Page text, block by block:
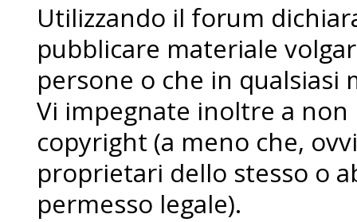
Utilizzando il forum
pubblicare materiale
persone o che in qualsiasi
Vi impegnate inoltre a
copyright (a meno che,
proprietari dello stesso o
permesso legale).